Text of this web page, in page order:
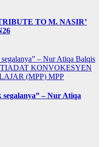
TO M. NASIR’
KONVOKESYEN
(MPP) MPP
– Nur Atiqa